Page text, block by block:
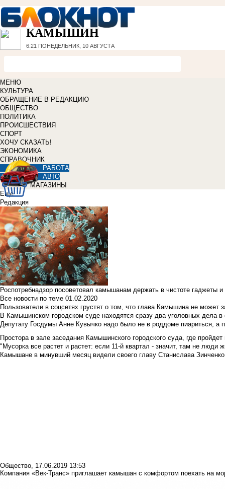
КАМЫШИН
6:21 ПОНЕДЕЛЬНИК, 10 АВГУСТА
МЕНЮ
КУЛЬТУРА
ОБРАЩЕНИЕ В РЕДАКЦИЮ
ОБЩЕСТВО
ПОЛИТИКА
ПРОИСШЕСТВИЯ
СПОРТ
ХОЧУ СКАЗАТЬ!
ЭКОНОМИКА
СПРАВОЧНИК
РАБОТА
АВТО
МАГАЗИНЫ
Еще
Редакция
Роспотребнадзор посоветовал камышанам держать в чистоте гаджеты
Все новости по теме 01.02.2020
Пользователи в соцсетях грустят о том, что глава Камышина не может
В Камышинском городском суде находятся сразу два уголовных дела
Депутату Госдумы Анне Кувычко надо было не в роддоме пиариться, а
Простора в зале заседания Камышинского городского суда, где
"Мусорка все растет и растет: если 11-й квартал - значит, там не люди
Камышане в минувший месяц видели своего главу Станислава Зинченко
Общество, 17.06.2019 13:53
Компания «Век-Транс» приглашает камышан с комфортом поехать на